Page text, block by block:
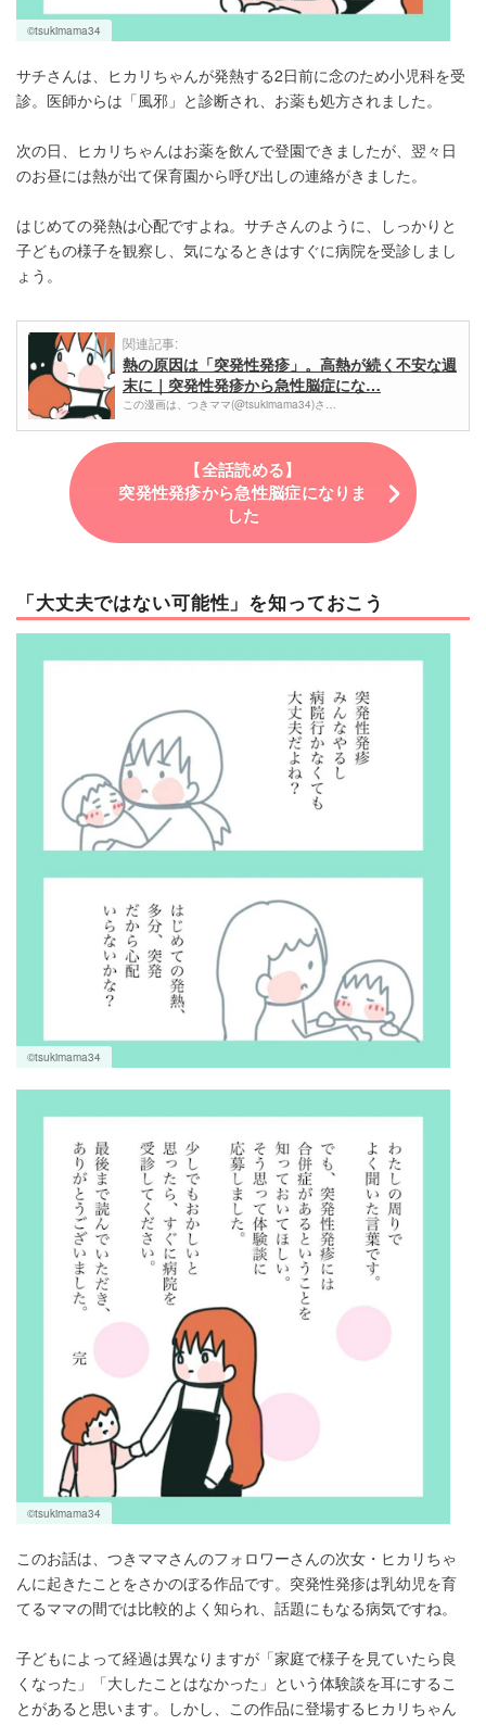
©tsukimama34
サチさんは、ヒカリちゃんが発熱する2日前に念のため小児科を受
診。医師からは「風邪」と診断され、お薬も処方されました。
次の日、ヒカリちゃんはお薬を飲んで登園できましたが、翌々日
のお昼には熱が出て保育園から呼び出しの連絡がきました。
はじめての発熱は心配ですよね。サチさんのように、しっかりと
子どもの様子を観察し、気になるときはすぐに病院を受診しまし
ょう。
関連記事:
熱の原因は「突発性発疹」。高熱が続く不安な週
末に｜突発性発疹から急性脳症にな…
この漫画は、つきママ(@tsukimama34)さ…
【全話読める】
突発性発疹から急性脳症になりま
した
「大丈夫ではない可能性」を知っておこう
©tsukimama34
©tsukimama34
このお話は、つきママさんのフォロワーさんの次女・ヒカリちゃ
んに起きたことをさかのぼる作品です。突発性発疹は乳幼児を育
てるママの間では比較的よく知られ、話題にもなる病気ですね。
子どもによって経過は異なりますが「家庭で様子を見ていたら良
くなった」「大したことはなかった」という体験談を耳にするこ
とがあると思います。しかし、この作品に登場するヒカリちゃん